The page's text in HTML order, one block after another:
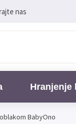
nas
Hranjenje
BabyOno